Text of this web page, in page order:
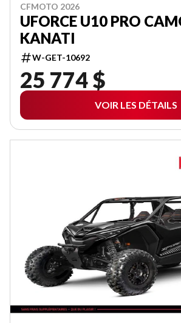
CFMOTO 2026
UFORCE U10 PRO
KANATI
W-GET-10692
25 774 $
VOIR LES DÉTAILS